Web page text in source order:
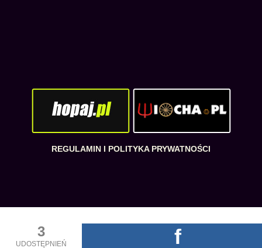
3
UDOSTĘPNIEŃ f
REGULAMIN I POLITYKA PRYWATNOŚCI